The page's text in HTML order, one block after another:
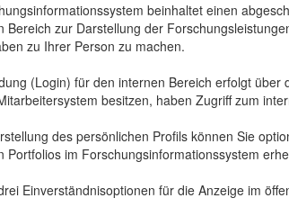
beinhaltet einen
Bereich zur Darstellung der
zu Ihrer Person zu machen.
(Login) für den internen Bereich erfolgt
besitzen, haben Zugriff zum
des persönlichen Profils können Sie
Portfolios im Forschungsinformationssystem
Einverständnisoptionen für die Anzeige im